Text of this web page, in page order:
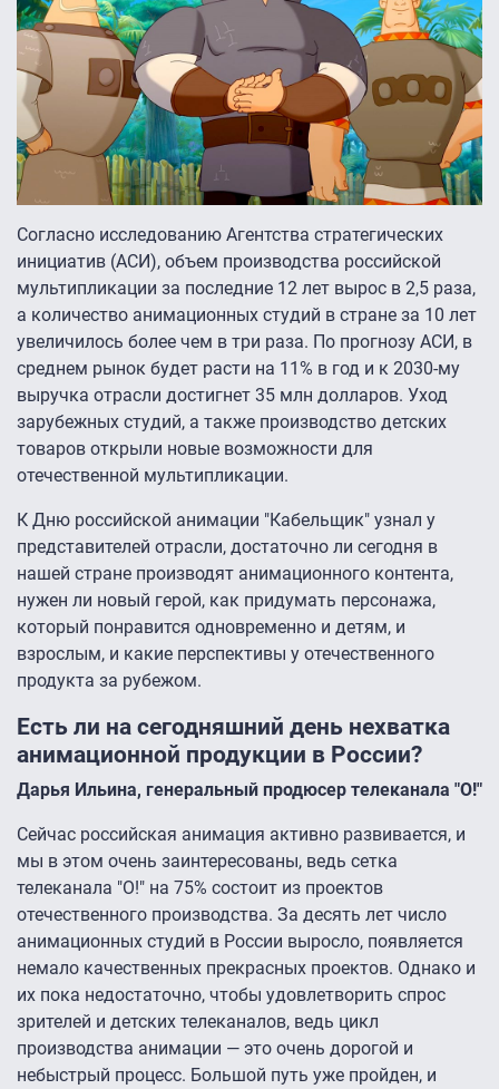
Согласно исследованию Агентства стратегических
инициатив (АСИ), объем производства российской
мультипликации за последние 12 лет вырос в 2,5 раза,
а количество анимационных студий в стране за 10 лет
увеличилось более чем в три раза. По прогнозу АСИ, в
среднем рынок будет расти на 11% в год и к 2030-му
выручка отрасли достигнет 35 млн долларов. Уход
зарубежных студий, а также производство детских
товаров открыли новые возможности для
отечественной мультипликации.
К Дню российской анимации "Кабельщик" узнал у
представителей отрасли, достаточно ли сегодня в
нашей стране производят анимационного контента,
нужен ли новый герой, как придумать персонажа,
который понравится одновременно и детям, и
взрослым, и какие перспективы у отечественного
продукта за рубежом.
Есть ли на сегодняшний день нехватка
анимационной продукции в России?
Дарья Ильина, генеральный продюсер телеканала "О!"
Сейчас российская анимация активно развивается, и
мы в этом очень заинтересованы, ведь сетка
телеканала "О!" на 75% состоит из проектов
отечественного производства. За десять лет число
анимационных студий в России выросло, появляется
немало качественных прекрасных проектов. Однако и
их пока недостаточно, чтобы удовлетворить спрос
зрителей и детских телеканалов, ведь цикл
производства анимации — это очень дорогой и
небыстрый процесс. Большой путь уже пройден, и